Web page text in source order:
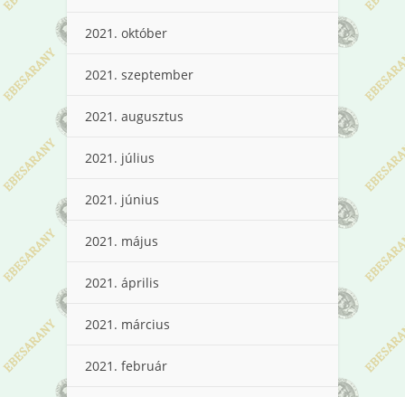
2021. október
2021. szeptember
2021. augusztus
2021. július
2021. június
2021. május
2021. április
2021. március
2021. február